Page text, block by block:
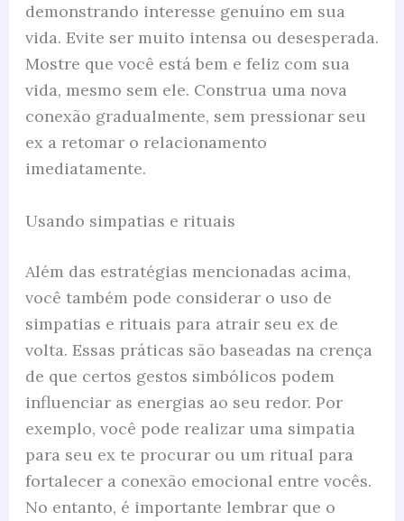
demonstrando interesse genuíno em sua
vida. Evite ser muito intensa ou desesperada.
Mostre que você está bem e feliz com sua
vida, mesmo sem ele. Construa uma nova
conexão gradualmente, sem pressionar seu
ex a retomar o relacionamento
imediatamente.
Usando simpatias e rituais
Além das estratégias mencionadas acima,
você também pode considerar o uso de
simpatias e rituais para atrair seu ex de
volta. Essas práticas são baseadas na crença
de que certos gestos simbólicos podem
influenciar as energias ao seu redor. Por
exemplo, você pode realizar uma simpatia
para seu ex te procurar ou um ritual para
fortalecer a conexão emocional entre vocês.
No entanto, é importante lembrar que o